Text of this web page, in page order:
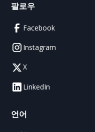
팔로우
Facebook
Instagram
X
LinkedIn
언어